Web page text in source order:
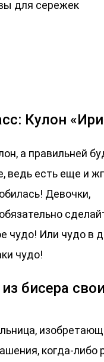
для сережек
Кулон
а правильней
ведь есть еще и
Девочки,
чудо! Или чудо в
чудо!
бисера
когда-либо